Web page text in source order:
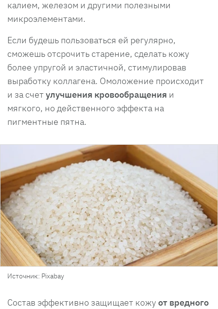
калием, железом и другими полезными
микроэлементами.
Если будешь пользоваться ей регулярно,
сможешь отсрочить старение, сделать кожу
более упругой и эластичной, стимулировав
выработку коллагена. Омоложение происходит
и за счет улучшения кровообращения и
мягкого, но действенного эффекта на
пигментные пятна.
Источник: Pixabay
Состав эффективно защищает кожу от вредного